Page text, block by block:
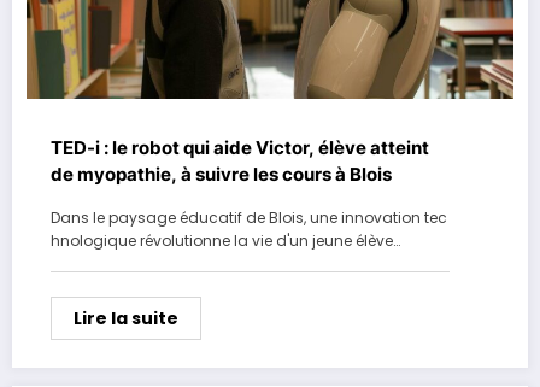
TED-i : le robot qui aide Victor, élève atteint
de myopathie, à suivre les cours à Blois
Dans le paysage éducatif de Blois, une innovation tec
hnologique révolutionne la vie d'un jeune élève…
Lire la suite